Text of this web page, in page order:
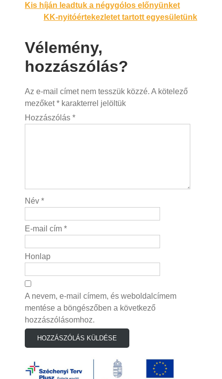
Bejegyzés
navigáció
Kis híján leadtuk a négygólos előnyünket
KK-nyitóértekezletet tartott egyesületünk
Vélemény,
hozzászólás?
Az e-mail címet nem tesszük közzé. A kötelező
mezőket* karakterrel jelöltük
Hozzászólás *
Név *
E-mail cím *
Honlap
A nevem, e-mail címem, és weboldalcímem
mentése a böngészőben a következő
hozzászólásomhoz.